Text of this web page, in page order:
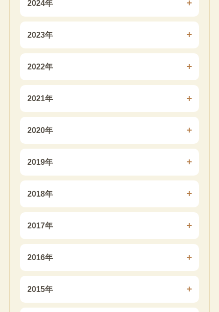
2024年
2023年
2022年
2021年
2020年
2019年
2018年
2017年
2016年
2015年